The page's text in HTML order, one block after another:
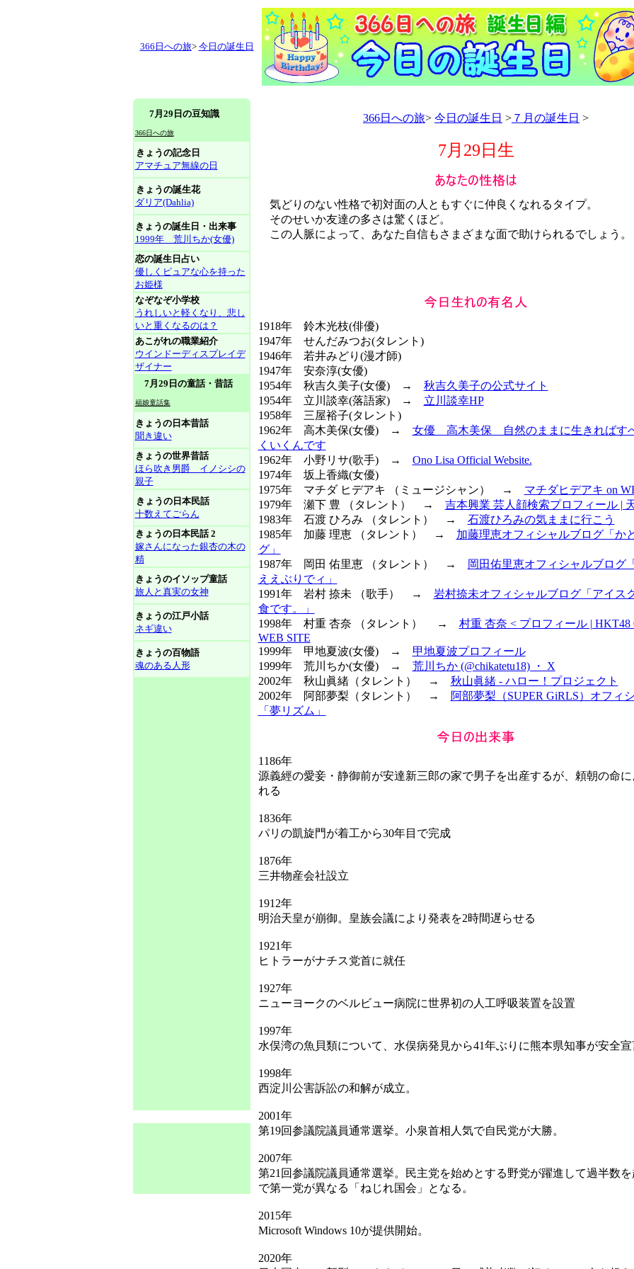
366日への旅> 今日の誕生日
7月29日の豆知識
366日への旅
きょうの記念日
アマチュア無線の日
きょうの誕生花
ダリア(Dahlia)
きょうの誕生日・出来事
1999年 荒川ちか(女優)
恋の誕生日占い
優しくピュアな心を持った
お姫様
なぞなぞ小学校
うれしいと軽くなり、悲し
いと重くなるのは？
あこがれの職業紹介
ウインドーディスプレイデ
ザイナー
7月29日の童話・昔話
福娘童話集
きょうの日本昔話
聞き違い
きょうの世界昔話
ほら吹き男爵 イノシシの
親子
きょうの日本民話
十数えてごらん
きょうの日本民話 2
嫁さんになった銀杏の木の
精
きょうのイソップ童話
旅人と真実の女神
きょうの江戸小話
ネギ違い
きょうの百物語
魂のある人形
366日への旅> 今日の誕生日 > ７月の誕生日 >
7月29日生
気どりのない性格で初対面の人ともすぐに仲良くなれるタイプ。
そのせいか友達の多さは驚くほど。
この人脈によって、あなた自信もさまざまな面で助けられるでしょう。
1918年 鈴木光枝(俳優)
1947年 せんだみつお(タレント)
1946年 若井みどり(漫才師)
1947年 安奈淳(女優)
1954年 秋吉久美子(女優) → 秋吉久美子の公式サイト
1954年 立川談幸(落語家) → 立川談幸HP
1958年 三屋裕子(タレント)
1962年 高木美保(女優) → 女優 高木美保 自然のままに生きればす
くいくんです
1962年 小野リサ(歌手) → Ono Lisa Official Website.
1974年 坂上香織(女優)
1975年 マチダ ヒデアキ （ミュージシャン） → マチダヒデアキ on
1979年 瀬下 豊 （タレント） → 吉本興業 芸人顔検索プロフィール |
1983年 石渡 ひろみ （タレント） → 石渡ひろみの気ままに行こう
1985年 加藤 理恵 （タレント） → 加藤理恵オフィシャルブログ「か
グ」
1987年 岡田 佑里恵 （タレント） →
岡田佑里恵オフィシャルブログ
ええぶりでィ」
1991年 岩村 捺未 （歌手） → 岩村捺未オフィシャルブログ「アイス
食です。」
1998年 村重 杏奈 （タレント） → 村重 杏奈 < プロフィール | HKT48
WEB SITE
1999年 甲地夏波(女優) → 甲地夏波プロフィール
1999年 荒川ちか(女優) → 荒川ちか (@chikatetu18) ・ X
2002年 秋山眞緒（タレント） → 秋山眞緒 - ハロー！プロジェクト
2002年 阿部夢梨（タレント） →
阿部夢梨（SUPER GiRLS）オフィ
「夢リズム」
1186年
源義經の愛妾・静御前が安達新三郎の家で男子を出産するが、頼朝の命に
れる
1836年
パリの凱旋門が着工から30年目で完成
1876年
三井物産会社設立
1912年
明治天皇が崩御。皇族会議により発表を2時間遅らせる
1921年
ヒトラーがナチス党首に就任
1927年
ニューヨークのベルビュー病院に世界初の人工呼吸装置を設置
1997年
水俣湾の魚貝類について、水俣病発見から41年ぶりに熊本県知事が安全宣
1998年
西淀川公害訴訟の和解が成立。
2001年
第19回参議院議員通常選挙。小泉首相人気で自民党が大勝。
2007年
第21回参議院議員通常選挙。民主党を始めとする野党が躍進して過半数
で第一党が異なる「ねじれ国会」となる。
2015年
Microsoft Windows 10が提供開始。
2020年